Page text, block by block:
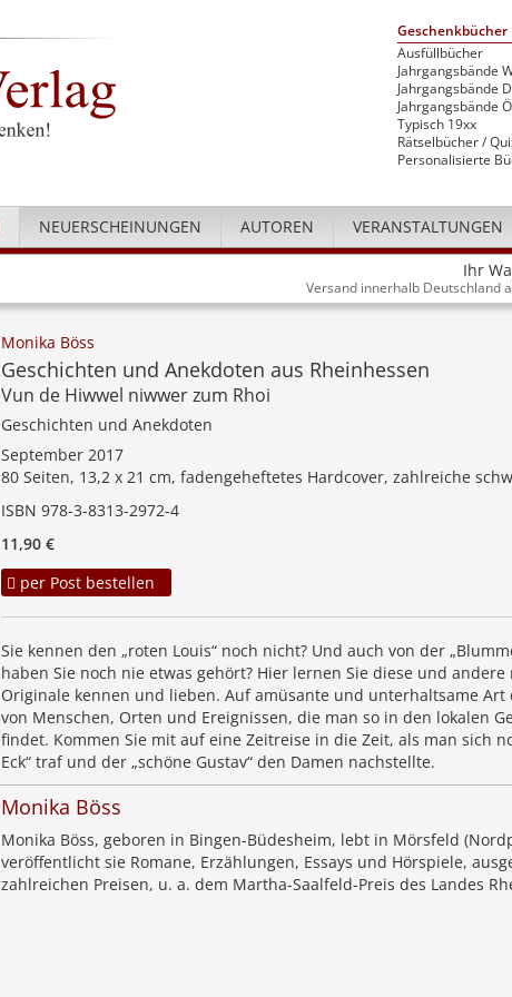
Geschenkbücher
Ausfüllbücher
Jahrgangsbände
Jahrgangsbände
Jahrgangsbände
Typisch 19xx
Rätselbücher /
Personalisierte
NEUERSCHEINUNGEN AUTOREN VERANSTALTUNGEN
Ihr
Versand innerhalb Deutschland
Monika Böss
Geschichten und Anekdoten aus Rheinhessen
Vun de Hiwwel niwwer zum Rhoi
Geschichten und Anekdoten
September 2017
80 Seiten, 13,2 x 21 cm, fadengeheftetes Hardcover, zahlreiche
ISBN 978-3-8313-2972-4
11,90 €
per Post bestellen
Sie kennen den „roten Louis“ noch nicht? Und auch von der
haben Sie noch nie etwas gehört? Hier lernen Sie diese und andere
Originale kennen und lieben. Auf amüsante und unterhaltsame Art
von Menschen, Orten und Ereignissen, die man so in den lokalen
findet. Kommen Sie mit auf eine Zeitreise in die Zeit, als man sich
Eck“ traf und der „schöne Gustav“ den Damen nachstellte.
Monika Böss
Monika Böss, geboren in Bingen-Büdesheim, lebt in Mörsfeld
veröffentlicht sie Romane, Erzählungen, Essays und Hörspiele,
zahlreichen Preisen, u. a. dem Martha-Saalfeld-Preis des Landes